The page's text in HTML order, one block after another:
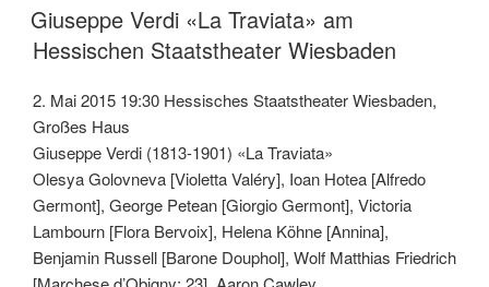
AM
Giuseppe Verdi «La Traviata» am
Hessischen Staatstheater Wiesbaden
2. Mai 2015 19:30 Hessisches Staatstheater Wiesbaden,
Großes Haus
Giuseppe Verdi (1813-1901) «La Traviata»
Olesya Golovneva [Violetta Valéry], Ioan Hotea [Alfredo
Germont], George Petean [Giorgio Germont], Victoria
Lambourn [Flora Bervoix], Helena Köhne [Annina],
Benjamin Russell [Barone Douphol], Wolf Matthias Friedrich